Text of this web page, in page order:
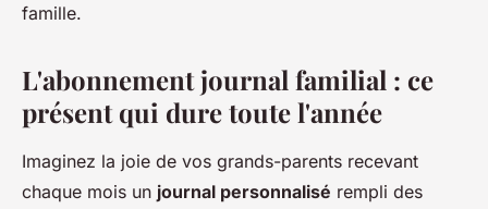
famille.
L'abonnement journal familial : ce
présent qui dure toute l'année
Imaginez la joie de vos grands-parents recevant
chaque mois un journal personnalisé rempli des